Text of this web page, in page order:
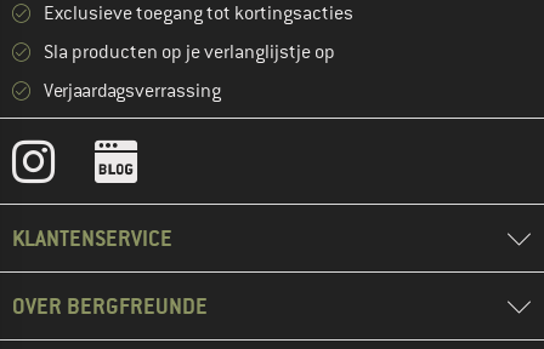
Exclusieve toegang tot kortingsacties
Sla producten op je verlanglijstje op
Verjaardagsverrassing
KLANTENSERVICE
OVER BERGFREUNDE